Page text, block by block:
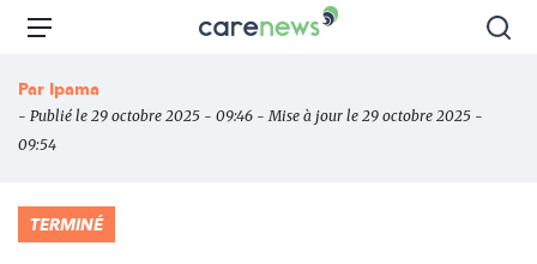
Aller
principal
Carenews,
des
Menu
Par Ipama
- Publié le 29 octobre 2025 - 09:46 - Mise à jour le 29 octobre 2025 -
09:54
TERMINÉ